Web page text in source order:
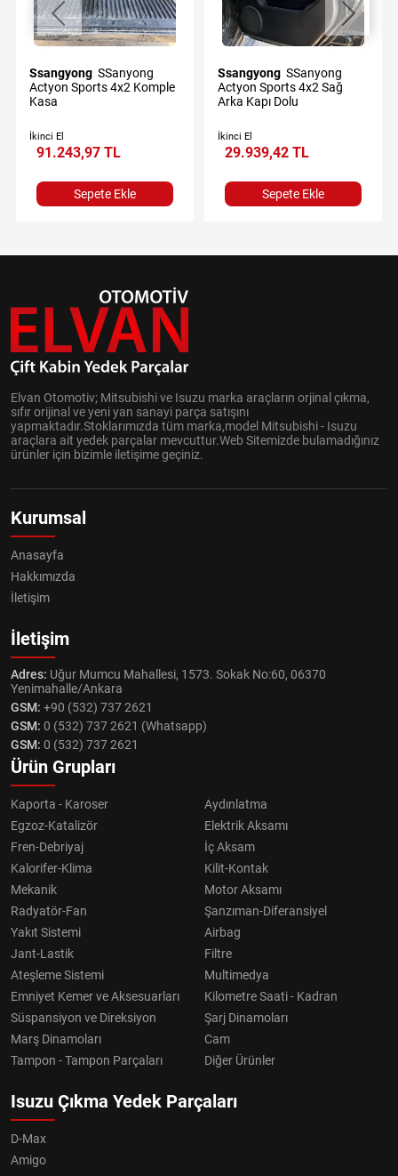
Ssangyong
Actyon Sports 4x2 Komple
Kasa
İkinci El
91.243,97 TL
Sepete Ekle
Ssangyong
Actyon Sports 4x2 Sağ
Arka Kapı Dolu
İkinci El
29.939,42 TL
Sepete Ekle
Elvan Otomotiv; Mitsubishi ve Isuzu marka araçların orjinal çıkma,
sıfır orijinal ve yeni yan sanayi parça satışını
yapmaktadır.Stoklarımızda tüm marka,model Mitsubishi - Isuzu
araçlara ait yedek parçalar mevcuttur.Web Sitemizde bulamadığınız
ürünler için bizimle iletişime geçiniz.
Kurumsal
Anasayfa
Hakkımızda
İletişim
İletişim
Adres: Uğur Mumcu Mahallesi, 1573. Sokak No:60, 06370
Yenimahalle/Ankara
GSM: +90 (532) 737 2621
GSM: 0 (532) 737 2621 (Whatsapp)
GSM: 0 (532) 737 2621
Ürün Grupları
Kaporta - Karoser
Aydınlatma
Egzoz-Katalizör
Elektrik Aksamı
Fren-Debriyaj
İç Aksam
Kalorifer-Klima
Kilit-Kontak
Mekanik
Motor Aksamı
Radyatör-Fan
Şanzıman-Diferansiyel
Yakıt Sistemi
Airbag
Jant-Lastik
Filtre
Ateşleme Sistemi
Multimedya
Emniyet Kemer ve Aksesuarları
Kilometre Saati - Kadran
Süspansiyon ve Direksiyon
Şarj Dinamoları
Marş Dinamoları
Cam
Tampon - Tampon Parçaları
Diğer Ürünler
Isuzu Çıkma Yedek Parçaları
D-Max
Amigo